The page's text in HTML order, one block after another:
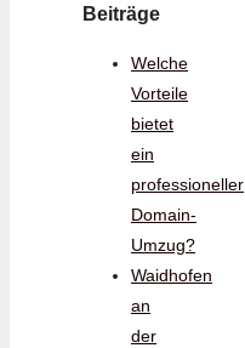
Beiträge
Welche
Vorteile
bietet
ein
professioneller
Domain-
Umzug?
Waidhofen
an
der